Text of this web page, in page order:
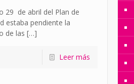
29 de abril del Plan de
estaba pendiente la
de las […]
Leer más